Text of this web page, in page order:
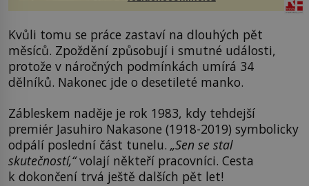
Kvůli tomu se práce zastaví na dlouhých pět
měsíců. Zpoždění způsobují i smutné události,
protože v náročných podmínkách umírá 34
dělníků. Nakonec jde o desetileté manko.
Zábleskem naděje je rok 1983, kdy tehdejší
premiér Jasuhiro Nakasone (1918-2019) symbolicky
odpálí poslední část tunelu. „Sen se stal
skutečností,“volají někteří pracovníci. Cesta
k dokončení trvá ještě dalších pět let!